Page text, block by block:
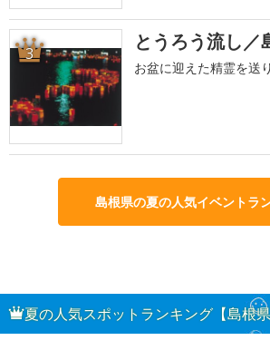
3 とうろう流し／
お盆に迎えた精霊を送
島根県の夏の人気イベントラ
夏の人気スポットランキング【島根県